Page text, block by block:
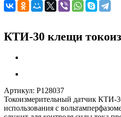
КТИ-30 клещи
Артикул: Р128037
Токоизмерительный датчик КТИ-
использования с